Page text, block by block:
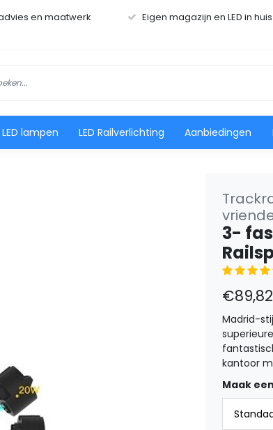
en maatwerk Eigen magazijn en LED in
lampen LED Railverlichting Aanbiedingen
3-
€89,82
Madrid-
kantoor
Maak